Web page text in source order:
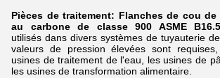
Pièces de traitement: Flanches de cou
au carbone de classe 900 ASME
utilisés dans divers systèmes de tuyauterie
valeurs de pression élevées sont
usines de traitement de l'eau, les usines de
les usines de transformation alimentaire.